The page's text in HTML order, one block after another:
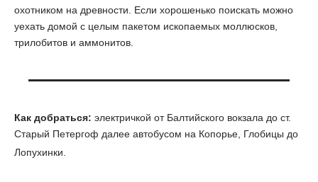
охотником на древности. Если хорошенько поискать можно
уехать домой с целым пакетом ископаемых моллюсков,
трилобитов и аммонитов.
Как добраться: электричкой от Балтийского вокзала до ст.
Старый Петергоф далее автобусом на Копорье, Глобицы до
Лопухинки.